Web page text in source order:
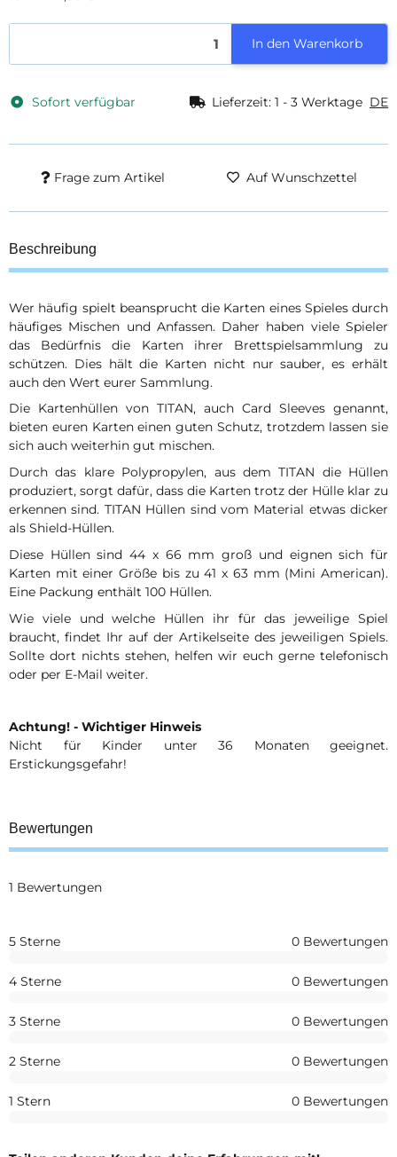
In den Warenkorb
Sofort verfügbar Lieferzeit: 1 - 3 Werktage DE
Frage zum Artikel Auf Wunschzettel
Beschreibung
Wer häufig spielt beansprucht die Karten eines Spieles durch
häufiges Mischen und Anfassen. Daher haben viele Spieler
das Bedürfnis die Karten ihrer Brettspielsammlung zu
schützen. Dies hält die Karten nicht nur sauber, es erhält
auch den Wert eurer Sammlung.
Die Kartenhüllen von TITAN, auch Card Sleeves genannt,
bieten euren Karten einen guten Schutz, trotzdem lassen sie
sich auch weiterhin gut mischen.
Durch das klare Polypropylen, aus dem TITAN die Hüllen
produziert, sorgt dafür, dass die Karten trotz der Hülle klar zu
erkennen sind. TITAN Hüllen sind vom Material etwas dicker
als Shield-Hüllen.
Diese Hüllen sind 44 x 66 mm groß und eignen sich für
Karten mit einer Größe bis zu 41 x 63 mm (Mini American).
Eine Packung enthält 100 Hüllen.
Wie viele und welche Hüllen ihr für das jeweilige Spiel
braucht, findet Ihr auf der Artikelseite des jeweiligen Spiels.
Sollte dort nichts stehen, helfen wir euch gerne telefonisch
oder per E-Mail weiter.
Achtung! - Wichtiger Hinweis
Nicht für Kinder unter 36 Monaten geeignet.
Erstickungsgefahr!
Bewertungen
1 Bewertungen
5 Sterne 0 Bewertungen
4 Sterne 0 Bewertungen
3 Sterne 0 Bewertungen
2 Sterne 0 Bewertungen
1 Stern 0 Bewertungen